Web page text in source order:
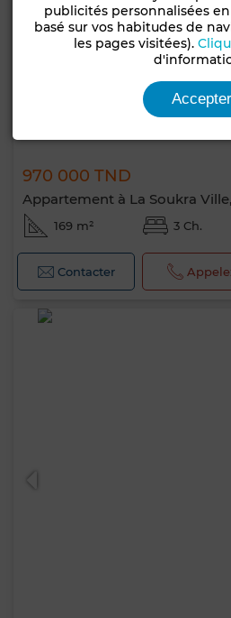
970 000 TND
Appartement à La Soukra
169 m² 3 Ch.
Contacter
publicités personnalisées
basé sur vos habitudes de
les pages visitées).
Accepter